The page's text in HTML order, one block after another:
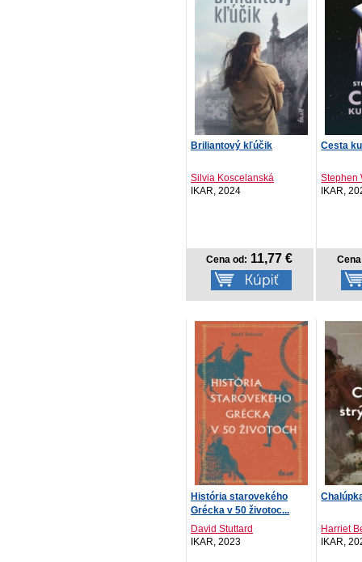
Briliantový kľúčik
Silvia Koscelanská
IKAR, 2024
Cena od: 11,77 €
Cesta
Stephen
IKAR,
História starovekého
Grécka v 50 životoc...
David Stuttard
IKAR, 2023
Harriet
IKAR,